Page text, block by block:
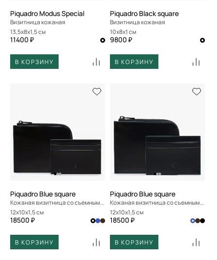
Piquadro Modus Special
Визитница кожаная
13,5x8x1,5 см
11400 ₽
В КОРЗИНУ
Piquadro Black square
Визитница кожаная
10x8x1 см
9800 ₽
В КОРЗИНУ
Piquadro Blue square
Кожаная визитница со съемным отделением
12x10x1,5 см
18500 ₽
В КОРЗИНУ
Piquadro Blue square
Кожаная визитница со съемным отделением
12x10x1,5 см
18500 ₽
В КОРЗИНУ